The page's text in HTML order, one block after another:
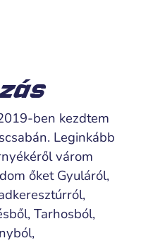
ben kezdtem
Leginkább
várom
őket Gyuláról,
Tarhosból,